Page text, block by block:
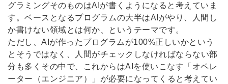
グラミングそのものはAIが書くようになると考えていま
す。ベースとなるプログラムの大半はAIがやり、人間し
か書けない領域とは何か、というテーマです。
ただし、AIが作ったプログラムが100%正しいかという
とそうではなく、人間がチェックしなければならない部
分も多くその中で、これからはAIを使いこなす「オペレ
ーター（エンジニア）」が必要になってくると考えてい